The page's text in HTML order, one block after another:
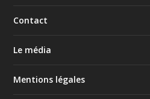
Contact
Le média
Mentions légales